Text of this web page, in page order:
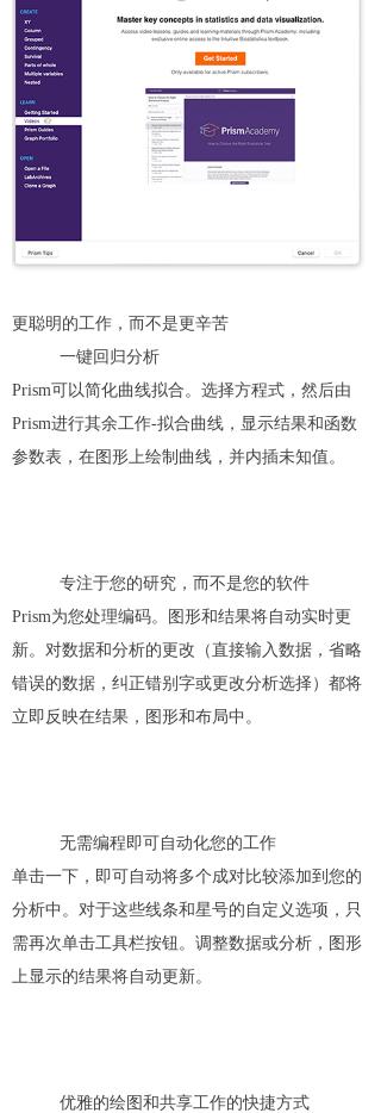
更聪明的工作，而不是更辛苦
一键回归分析
Prism可以简化曲线拟合。选择方程式，然后由
Prism进行其余工作-拟合曲线，显示结果和函数
参数表，在图形上绘制曲线，并内插未知值。
专注于您的研究，而不是您的软件
Prism为您处理编码。图形和结果将自动实时更
新。对数据和分析的更改（直接输入数据，省略
错误的数据，纠正错别字或更改分析选择）都将
立即反映在结果，图形和布局中。
无需编程即可自动化您的工作
单击一下，即可自动将多个成对比较添加到您的
分析中。对于这些线条和星号的自定义选项，只
需再次单击工具栏按钮。调整数据或分析，图形
上显示的结果将自动更新。
优雅的绘图和共享工作的快捷方式